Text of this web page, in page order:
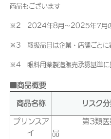
商品もございます
※2 2024年8月～2025年7月の
※3 取扱品目は企業・店舗ごとに
※4 眼科用薬製造販売承認基準に
■商品概要
商品名称 リスク
プリンスア
イ
第3類医